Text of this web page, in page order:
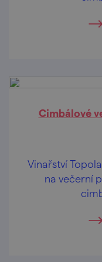
Cimbálové
Vinařství
na večerní